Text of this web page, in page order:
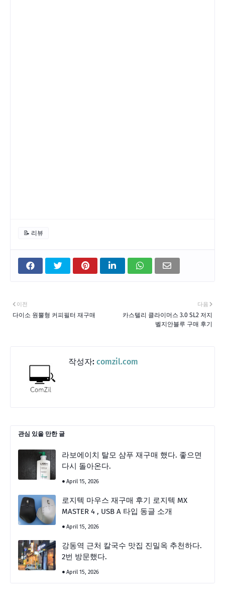
📝 리뷰
다음
카스텔리 클라이머스 3.0 SL2 저지
벨지안블루 구매 후기
이전
다이소 원뿔형 커피필터 재구매
작성자: comzil.com
관심 있을 만한 글
라보에이치 탈모 샴푸 재구매 했다. 좋으면
다시 돌아온다.
April 15, 2026
로지텍 마우스 재구매 후기 로지텍 MX
MASTER 4 , USB A 타입 동글 소개
April 15, 2026
강동역 근처 칼국수 맛집 진밀옥 추천하다.
2번 방문했다.
April 15, 2026